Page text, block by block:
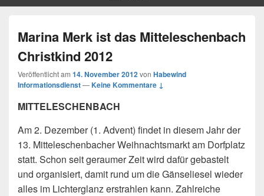
Marina Merk ist das Mitteleschenbach
Christkind 2012
Veröffentlicht am 14. November 2012von Habewind
Informationsdienst—Keine Kommentare ↓
MITTELESCHENBACH
Am 2. Dezember (1. Advent) findet in diesem Jahr der
13. Mitteleschenbacher Weihnachtsmarkt am Dorfplatz
statt. Schon seit geraumer Zeit wird dafür gebastelt
und organisiert, damit rund um die Gänseliesel wieder
alles im Lichterglanz erstrahlen kann. Zahlreiche